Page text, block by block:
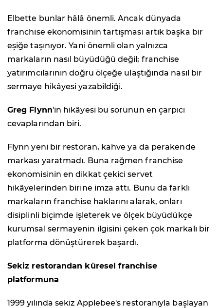
Elbette bunlar hâlâ önemli. Ancak dünyada
franchise ekonomisinin tartışması artık başka bir
eşiğe taşınıyor. Yani önemli olan yalnızca
markaların nasıl büyüdüğü değil; franchise
yatırımcılarının doğru ölçeğe ulaştığında nasıl bir
sermaye hikâyesi yazabildiği.
Greg Flynn'in hikâyesi bu sorunun en çarpıcı
cevaplarından biri.
Flynn yeni bir restoran, kahve ya da perakende
markası yaratmadı. Buna rağmen franchise
ekonomisinin en dikkat çekici servet
hikâyelerinden birine imza attı. Bunu da farklı
markaların franchise haklarını alarak, onları
disiplinli biçimde işleterek ve ölçek büyüdükçe
kurumsal sermayenin ilgisini çeken çok markalı bir
platforma dönüştürerek başardı.
Sekiz restorandan küresel franchise
platformuna
1999 yılında sekiz Applebee's restoranıyla başlayan